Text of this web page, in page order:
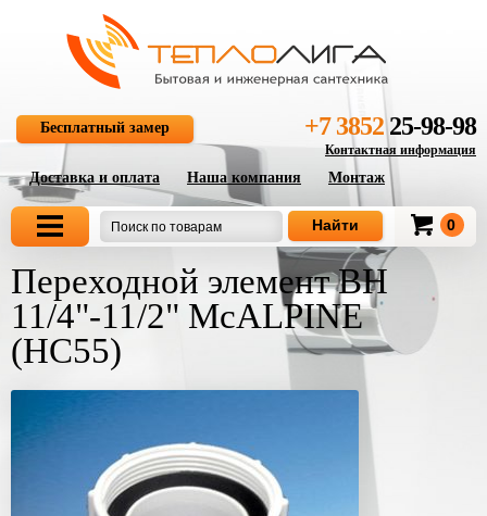
Бесплатный замер +7 385225-98-98
Контактная информация
Доставка и оплата Наша компания Монтаж
0
Переходной элемент ВН
11/4"-11/2" McALPINE
(НС55)